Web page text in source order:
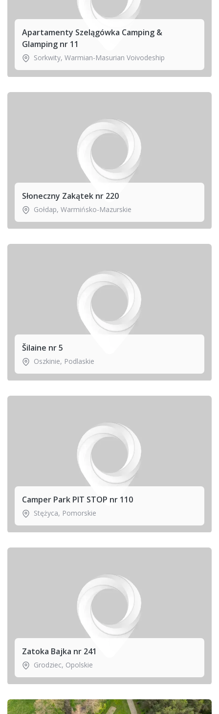
Apartamenty Szelągówka Camping &
Glamping nr 11
Sorkwity, Warmian-Masurian Voivodeship
Słoneczny Zakątek nr 220
Gołdap, Warmińsko-Mazurskie
Šilaine nr 5
Oszkinie, Podlaskie
Camper Park PIT STOP nr 110
Stężyca, Pomorskie
Zatoka Bajka nr 241
Grodziec, Opolskie